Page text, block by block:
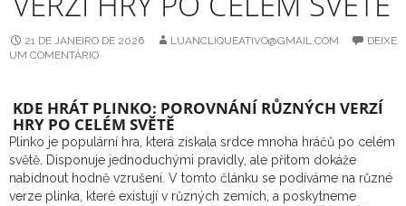
21 DE JANEIRO DE 2026 LUANCLIQUEATIVO@GMAIL.COM
DEIXE
UM COMENTÁRIO
KDE HRÁT PLINKO: POROVNÁNÍ RŮZNÝCH VERZÍ
HRY PO CELÉM SVĚTĚ
Plinko je populární hra, která získala srdce mnoha hráčů po celém
světě. Disponuje jednoduchými pravidly, ale přitom dokáže
nabídnout hodně vzrušení. V tomto článku se podíváme na různé
verze plinka, které existují v různých zemích, a poskytneme